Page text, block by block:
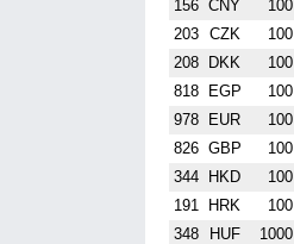
156 CNY 100
203 CZK 100
208 DKK 100
818 EGP 100
978 EUR 100
826 GBP 100
344 HKD 100
191 HRK 100
348 HUF 1000